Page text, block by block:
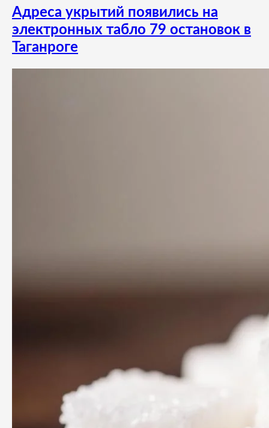
Адреса укрытий появились на
электронных табло 79 остановок в
Таганроге